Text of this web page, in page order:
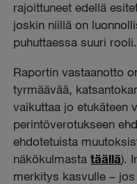
rajoittuneet edellä
joskin niillä on
puhuttaessa suuri rooli.
Raportin vastaanotto
tyrmäävää,
vaikuttaa jo etukäteen
perintöverotukseen
ehdotetuista
näkökulmastatäällä).
merkitys kasvulle –